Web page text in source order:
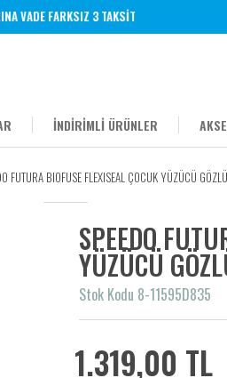
FARKSIZ 3 TAKSİT
İNDİRİMLİ ÜRÜNLER
FUTURA BIOFUSE FLEXISEAL ÇOCUK YÜZÜCÜ
SPEEDO
YÜZÜCÜ
Stok Kodu 8-11595D835
1.319,00 TL